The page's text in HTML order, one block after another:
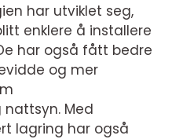
har utviklet seg,
enklere å installere
har også fått bedre
og mer
Med
lagring har også